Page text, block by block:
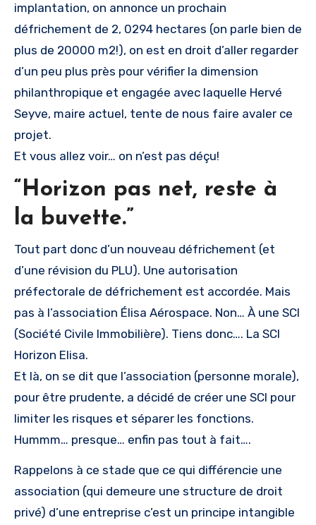
implantation, on annonce un prochain
défrichement de 2, 0294 hectares (on parle bien de
plus de 20000 m2!), on est en droit d’aller regarder
d’un peu plus près pour vérifier la dimension
philanthropique et engagée avec laquelle Hervé
Seyve, maire actuel, tente de nous faire avaler ce
projet.
Et vous allez voir… on n’est pas déçu!
“Horizon pas net, reste à
la buvette.”
Tout part donc d’un nouveau défrichement (et
d’une révision du PLU). Une autorisation
préfectorale de défrichement est accordée. Mais
pas à l’association Élisa Aérospace. Non… À une SCI
(Société Civile Immobilière). Tiens donc…. La SCI
Horizon Elisa.
Et là, on se dit que l’association (personne morale),
pour être prudente, a décidé de créer une SCI pour
limiter les risques et séparer les fonctions.
Hummm… presque… enfin pas tout à fait….
Rappelons à ce stade que ce qui différencie une
association (qui demeure une structure de droit
privé) d’une entreprise c’est un principe intangible